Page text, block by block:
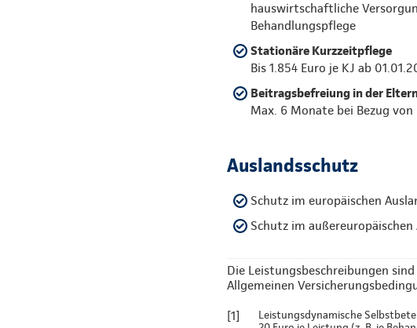
hauswirtschaftliche
Behandlungspflege
Stationäre Kurzzeitpflege
Bis 1.854 Euro je KJ ab
Beitragsbefreiung in der
Max. 6 Monate bei Bezug
Auslandsschutz
Schutz im europäischen
Schutz im
Die Leistungsbeschreibungen
Allgemeinen
[1]
Leistungsdynamische